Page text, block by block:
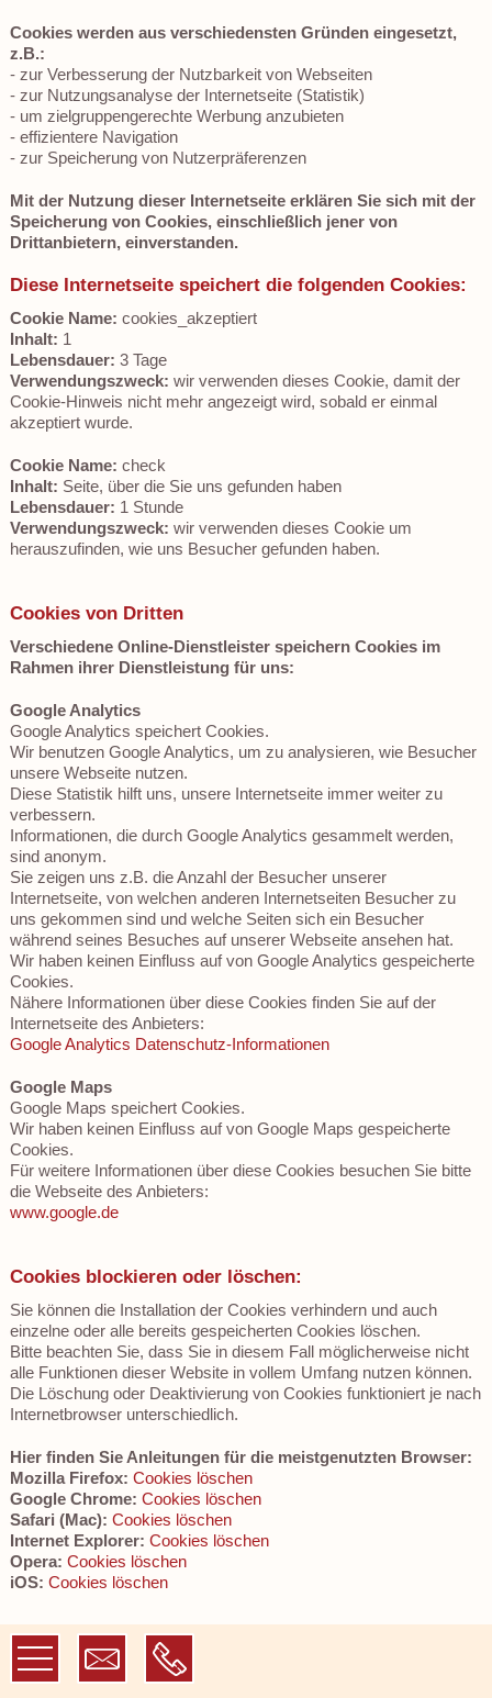
Cookies werden aus verschiedensten Gründen eingesetzt,
z.B.:
- zur Verbesserung der Nutzbarkeit von Webseiten
- zur Nutzungsanalyse der Internetseite (Statistik)
- um zielgruppengerechte Werbung anzubieten
- effizientere Navigation
- zur Speicherung von Nutzerpräferenzen
Mit der Nutzung dieser Internetseite erklären Sie sich mit der
Speicherung von Cookies, einschließlich jener von
Drittanbietern, einverstanden.
Diese Internetseite speichert die folgenden Cookies:
Cookie Name: cookies_akzeptiert
Inhalt: 1
Lebensdauer: 3 Tage
Verwendungszweck: wir verwenden dieses Cookie, damit der
Cookie-Hinweis nicht mehr angezeigt wird, sobald er einmal
akzeptiert wurde.
Cookie Name: check
Inhalt: Seite, über die Sie uns gefunden haben
Lebensdauer: 1 Stunde
Verwendungszweck: wir verwenden dieses Cookie um
herauszufinden, wie uns Besucher gefunden haben.
Cookies von Dritten
Verschiedene Online-Dienstleister speichern Cookies im
Rahmen ihrer Dienstleistung für uns:
Google Analytics
Google Analytics speichert Cookies.
Wir benutzen Google Analytics, um zu analysieren, wie Besucher
unsere Webseite nutzen.
Diese Statistik hilft uns, unsere Internetseite immer weiter zu
verbessern.
Informationen, die durch Google Analytics gesammelt werden,
sind anonym.
Sie zeigen uns z.B. die Anzahl der Besucher unserer
Internetseite, von welchen anderen Internetseiten Besucher zu
uns gekommen sind und welche Seiten sich ein Besucher
während seines Besuches auf unserer Webseite ansehen hat.
Wir haben keinen Einfluss auf von Google Analytics gespeicherte
Cookies.
Nähere Informationen über diese Cookies finden Sie auf der
Internetseite des Anbieters:
Google Analytics Datenschutz-Informationen
Google Maps
Google Maps speichert Cookies.
Wir haben keinen Einfluss auf von Google Maps gespeicherte
Cookies.
Für weitere Informationen über diese Cookies besuchen Sie bitte
die Webseite des Anbieters:
www.google.de
Cookies blockieren oder löschen:
Sie können die Installation der Cookies verhindern und auch
einzelne oder alle bereits gespeicherten Cookies löschen.
Bitte beachten Sie, dass Sie in diesem Fall möglicherweise nicht
alle Funktionen dieser Website in vollem Umfang nutzen können.
Die Löschung oder Deaktivierung von Cookies funktioniert je nach
Internetbrowser unterschiedlich.
Hier finden Sie Anleitungen für die meistgenutzten Browser:
Mozilla Firefox: Cookies löschen
Google Chrome: Cookies löschen
Safari (Mac): Cookies löschen
Internet Explorer: Cookies löschen
Opera: Cookies löschen
iOS: Cookies löschen